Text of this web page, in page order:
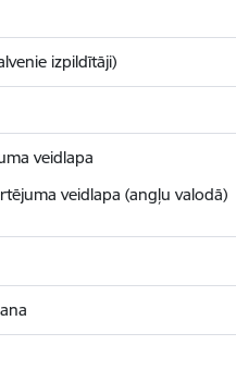
izpildītāji)
veidlapa
veidlapa (angļu valodā)